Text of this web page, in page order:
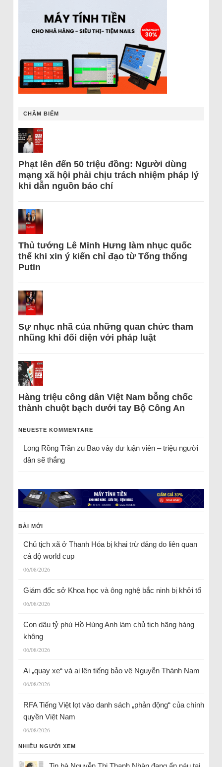
CHÂM BIẾM
Phạt lên đến 50 triệu đồng: Người dùng
mạng xã hội phải chịu trách nhiệm pháp lý
khi dẫn nguồn báo chí
Thủ tướng Lê Minh Hưng làm nhục quốc
thể khi xin ý kiến chỉ đạo từ Tổng thống
Putin
Sự nhục nhã của những quan chức tham
nhũng khi đối diện với pháp luật
Hàng triệu công dân Việt Nam bỗng chốc
thành chuột bạch dưới tay Bộ Công An
NEUESTE KOMMENTARE
Long Rồng Trầnzu Bao vây dư luận viên – triệu người
dân sẽ thắng
BÀI MỚI
Chủ tịch xã ở Thanh Hóa bị khai trừ đảng do liên quan
cá độ world cup
06/08/2026
Giám đốc sở Khoa học và ông nghệ bắc ninh bị khởi tố
06/08/2026
Con dâu tỷ phú Hồ Hùng Anh làm chủ tịch hãng hàng
không
06/08/2026
Ai „quay xe“ và ai lên tiếng bảo vệ Nguyễn Thành Nam
06/08/2026
RFA Tiếng Việt lọt vào danh sách „phản động“ của chính
quyền Việt Nam
06/08/2026
NHIỀU NGƯỜI XEM